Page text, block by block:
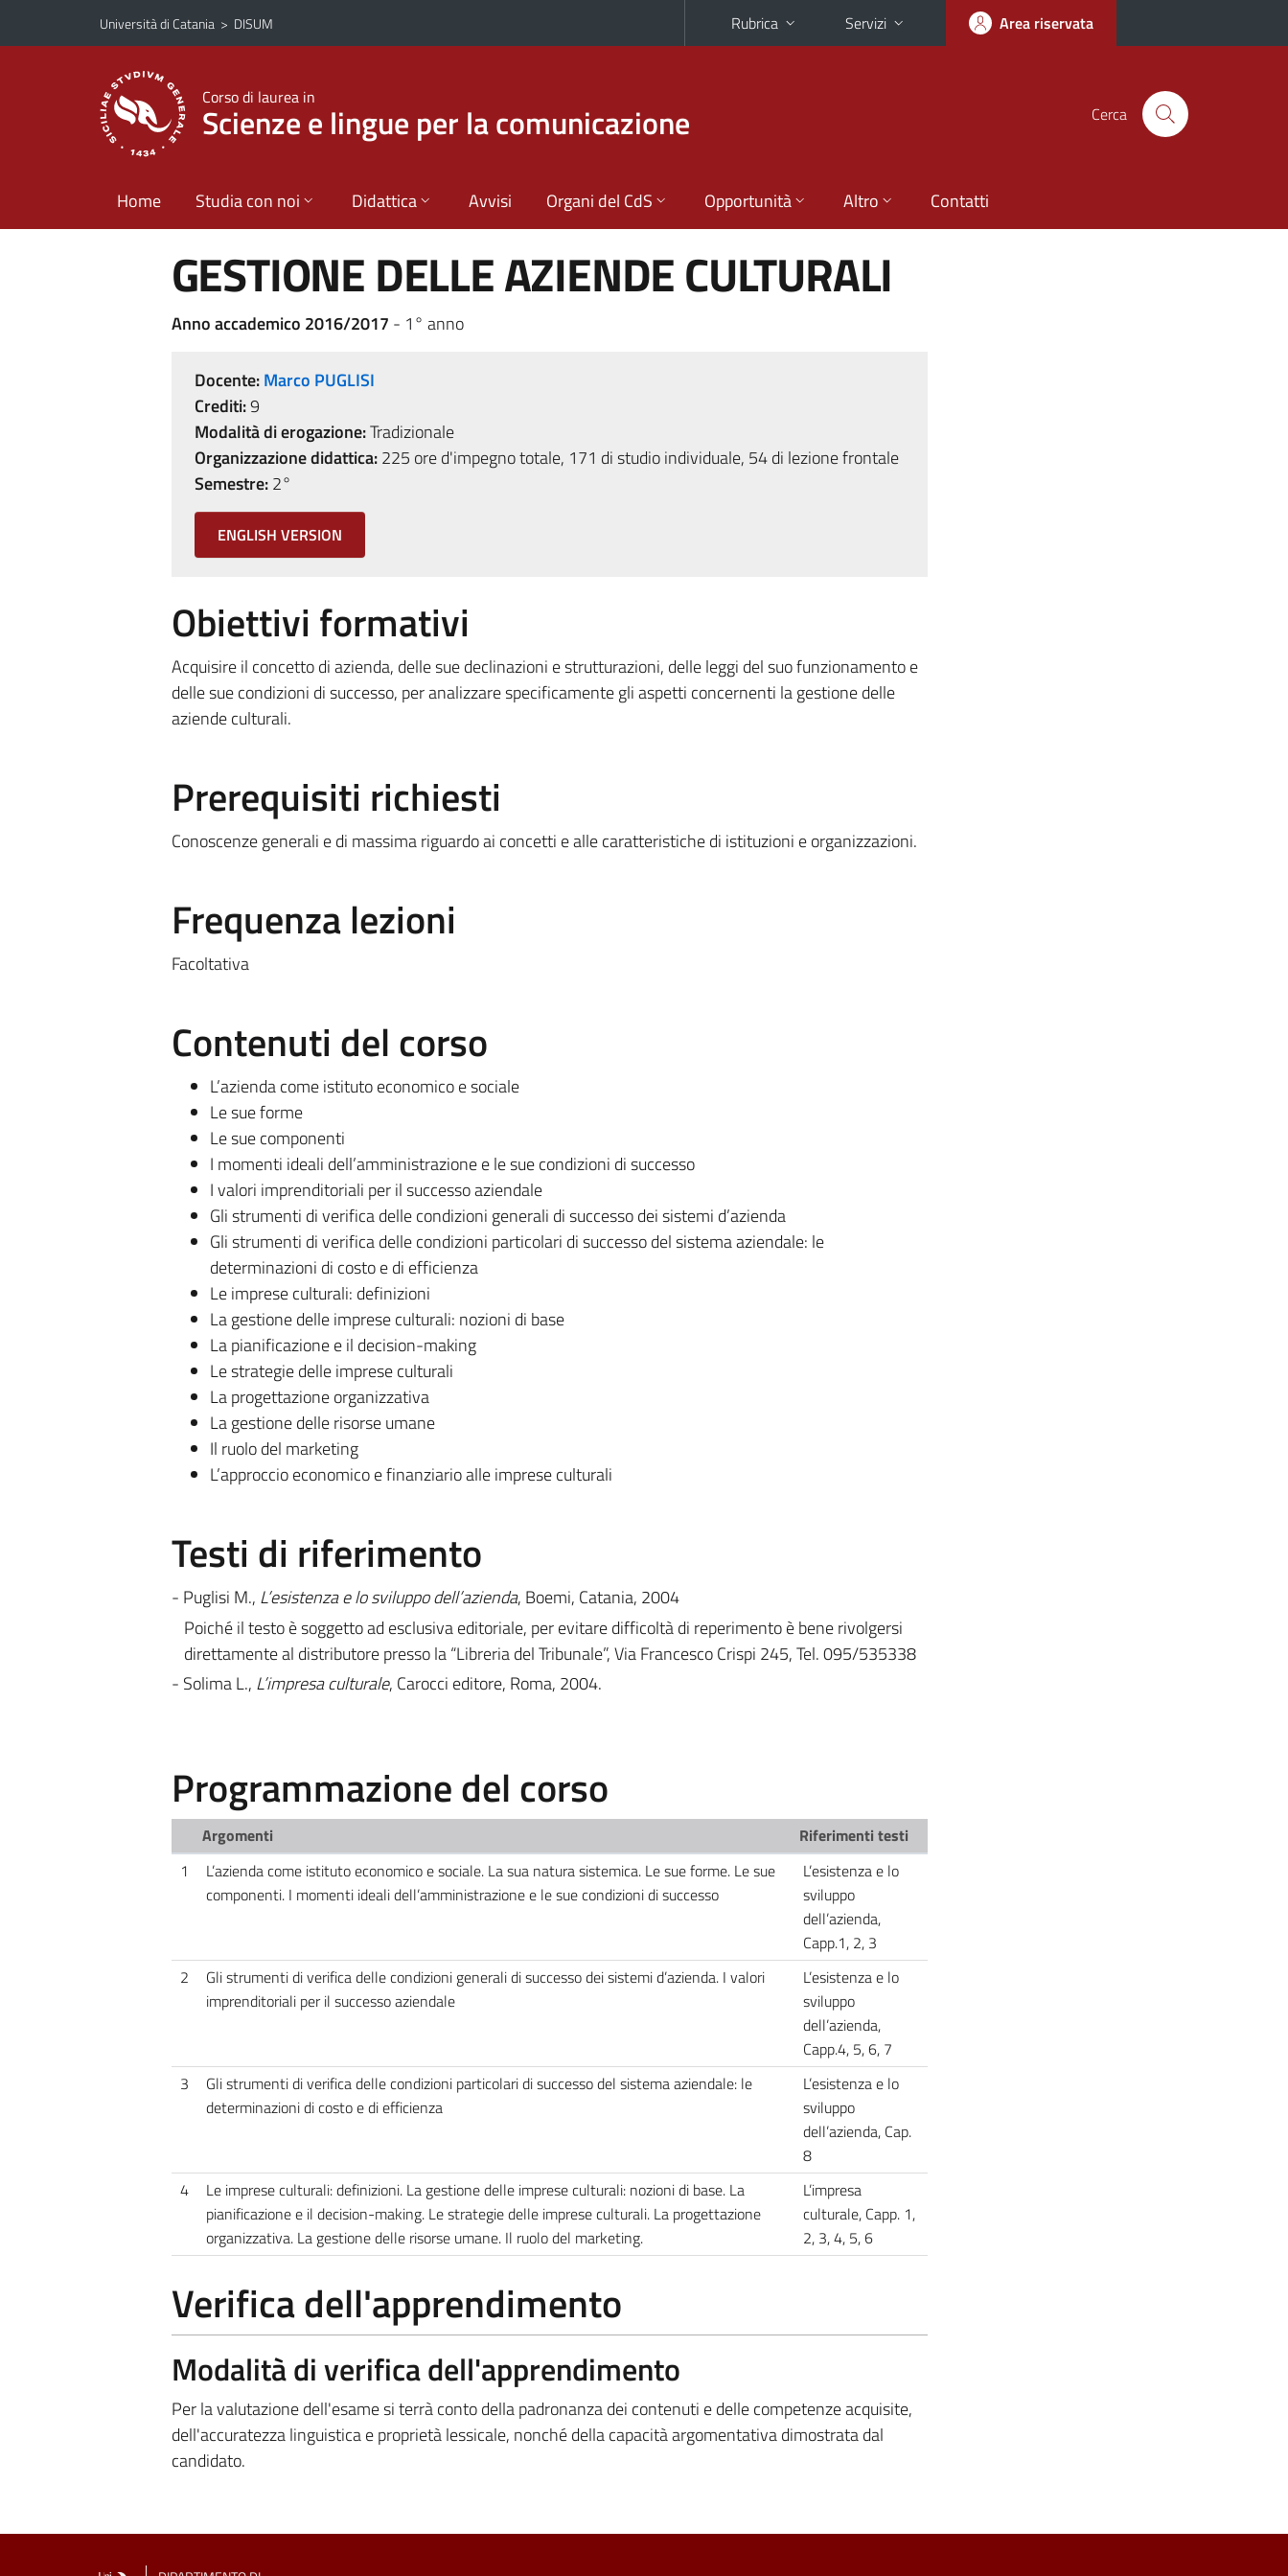
Vai al contenuto principale
Vai al menu di navigazione
Università di Catania > DISUM Rubrica Servizi Area riservata
Corso di laurea in
Scienze e lingue per la comunicazione Cerca
Home Studia con noi Didattica Avvisi Organi del CdS Opportunità Altro Contatti
GESTIONE DELLE AZIENDE CULTURALI
Anno accademico 2016/2017 - 1° anno
Docente:Marco PUGLISI
Crediti:9
Modalità di erogazione:Tradizionale
Organizzazione didattica:225 ore d'impegno totale, 171 di studio individuale, 54 di lezione frontale
Semestre:2°
ENGLISH VERSION
Obiettivi formativi
Acquisire il concetto di azienda, delle sue declinazioni e strutturazioni, delle leggi del suo funzionamento e
delle sue condizioni di successo, per analizzare specificamente gli aspetti concernenti la gestione delle
aziende culturali.
Prerequisiti richiesti
Conoscenze generali e di massima riguardo ai concetti e alle caratteristiche di istituzioni e organizzazioni.
Frequenza lezioni
Facoltativa
Contenuti del corso
L’azienda come istituto economico e sociale
Le sue forme
Le sue componenti
I momenti ideali dell’amministrazione e le sue condizioni di successo
I valori imprenditoriali per il successo aziendale
Gli strumenti di verifica delle condizioni generali di successo dei sistemi d’azienda
Gli strumenti di verifica delle condizioni particolari di successo del sistema aziendale: le
determinazioni di costo e di efficienza
Le imprese culturali: definizioni
La gestione delle imprese culturali: nozioni di base
La pianificazione e il decision-making
Le strategie delle imprese culturali
La progettazione organizzativa
La gestione delle risorse umane
Il ruolo del marketing
L’approccio economico e finanziario alle imprese culturali
Testi di riferimento
- Puglisi M., L’esistenza e lo sviluppo dell’azienda, Boemi, Catania, 2004
Poiché il testo è soggetto ad esclusiva editoriale, per evitare difficoltà di reperimento è bene rivolgersi
direttamente al distributore presso la “Libreria del Tribunale”, Via Francesco Crispi 245, Tel. 095/535338
- Solima L., L’impresa culturale, Carocci editore, Roma, 2004.
Programmazione del corso
Argomenti
Riferimenti testi
1
L’azienda come istituto economico e sociale. La sua natura sistemica. Le sue forme. Le sue
componenti. I momenti ideali dell’amministrazione e le sue condizioni di successo
L’esistenza e lo
sviluppo
dell’azienda,
Capp.1, 2, 3
2
Gli strumenti di verifica delle condizioni generali di successo dei sistemi d’azienda. I valori
imprenditoriali per il successo aziendale
L’esistenza e lo
sviluppo
dell’azienda,
Capp.4, 5, 6, 7
3
Gli strumenti di verifica delle condizioni particolari di successo del sistema aziendale: le
determinazioni di costo e di efficienza
L’esistenza e lo
sviluppo
dell’azienda, Cap.
8
4
Le imprese culturali: definizioni. La gestione delle imprese culturali: nozioni di base. La
pianificazione e il decision-making. Le strategie delle imprese culturali. La progettazione
organizzativa. La gestione delle risorse umane. Il ruolo del marketing.
L’impresa
culturale, Capp. 1,
2, 3, 4, 5, 6
Verifica dell'apprendimento
Modalità di verifica dell'apprendimento
Per la valutazione dell'esame si terrà conto della padronanza dei contenuti e delle competenze acquisite,
dell'accuratezza linguistica e proprietà lessicale, nonché della capacità argomentativa dimostrata dal
candidato.